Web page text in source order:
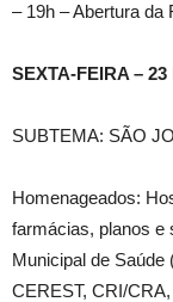
– 19h – Abertura da
SEXTA-FEIRA –
SUBTEMA: SÃO
Homenageados:
farmácias, planos e
Municipal de
CEREST, CRI/